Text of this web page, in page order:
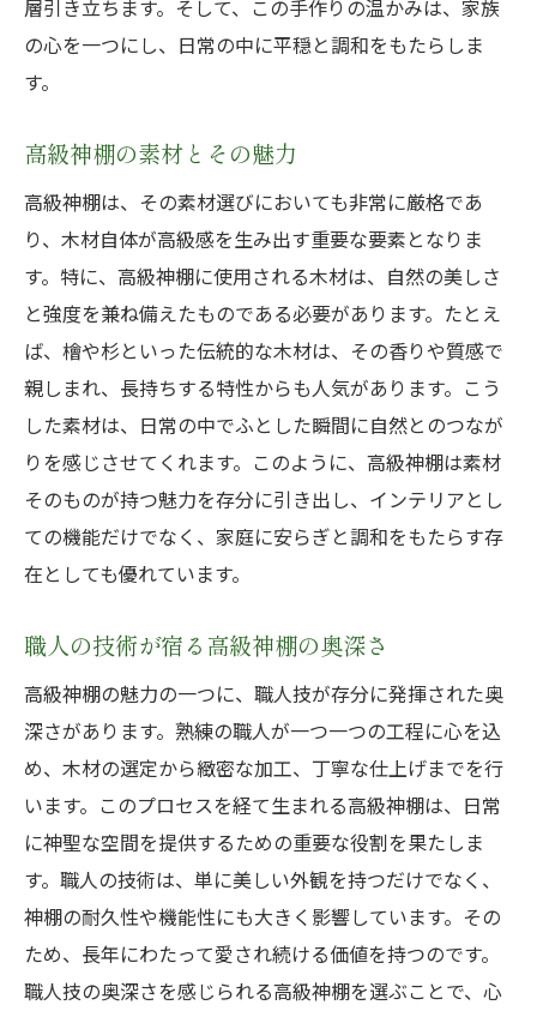
層引き立ちます。そして、この手作りの温かみは、家族
の心を一つにし、日常の中に平穏と調和をもたらしま
す。
高級神棚の素材とその魅力
高級神棚は、その素材選びにおいても非常に厳格であ
り、木材自体が高級感を生み出す重要な要素となりま
す。特に、高級神棚に使用される木材は、自然の美しさ
と強度を兼ね備えたものである必要があります。たとえ
ば、檜や杉といった伝統的な木材は、その香りや質感で
親しまれ、長持ちする特性からも人気があります。こう
した素材は、日常の中でふとした瞬間に自然とのつなが
りを感じさせてくれます。このように、高級神棚は素材
そのものが持つ魅力を存分に引き出し、インテリアとし
ての機能だけでなく、家庭に安らぎと調和をもたらす存
在としても優れています。
職人の技術が宿る高級神棚の奥深さ
高級神棚の魅力の一つに、職人技が存分に発揮された奥
深さがあります。熟練の職人が一つ一つの工程に心を込
め、木材の選定から緻密な加工、丁寧な仕上げまでを行
います。このプロセスを経て生まれる高級神棚は、日常
に神聖な空間を提供するための重要な役割を果たしま
す。職人の技術は、単に美しい外観を持つだけでなく、
神棚の耐久性や機能性にも大きく影響しています。その
ため、長年にわたって愛され続ける価値を持つのです。
職人技の奥深さを感じられる高級神棚を選ぶことで、心